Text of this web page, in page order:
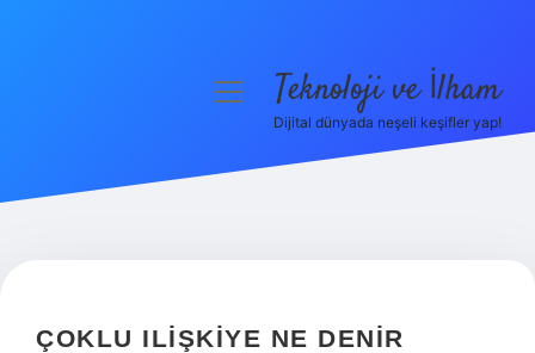
Hakkımızda
menüyüTeknoloji ve İlham
Dijital dünyada neşeli keşifler yap!
ÇOKLU ILIŞKIYE NE DENIR